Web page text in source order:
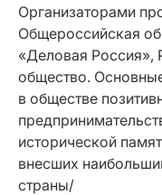
Организаторами
Общероссийская
«Деловая Россия»,
общество.
в обществе
исторической
внесших
страны/